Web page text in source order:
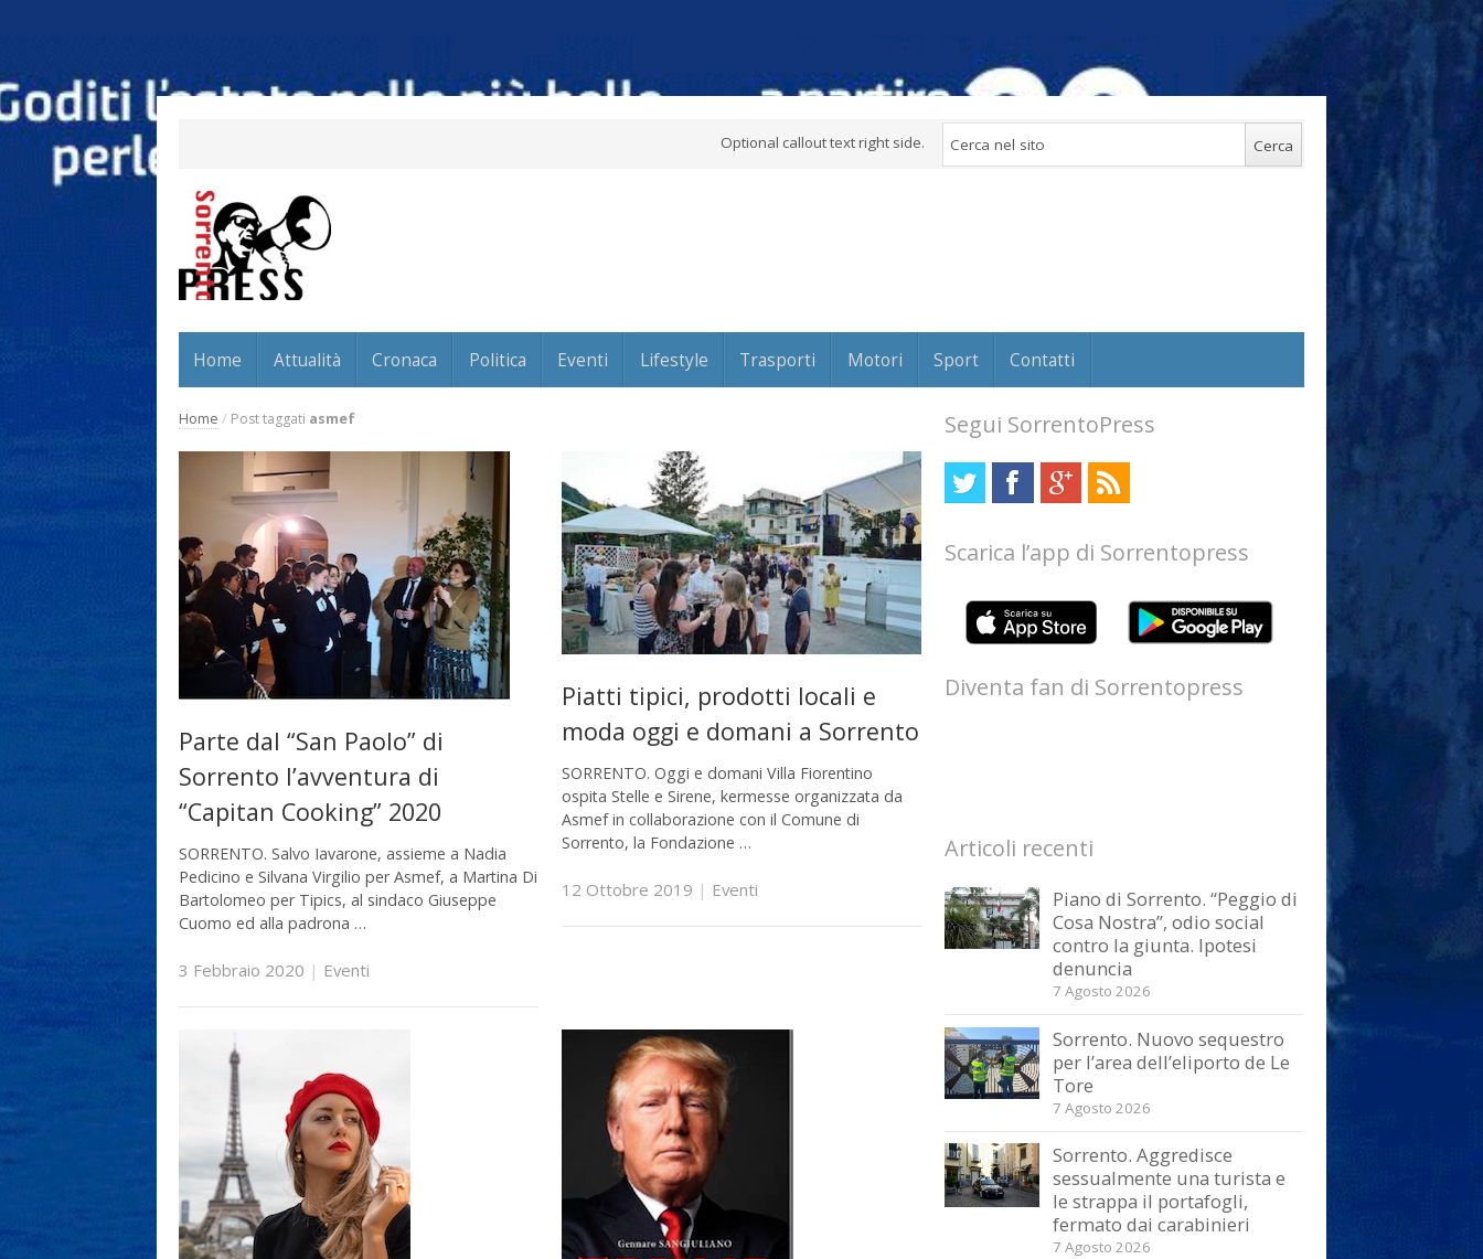
Optional callout text right side.
Home Attualità Cronaca Politica Eventi Lifestyle Trasporti Motori Sport Contatti
Home / Post taggati asmef
Parte dal “San Paolo” di
Sorrento l’avventura di
“Capitan Cooking” 2020
SORRENTO. Salvo Iavarone, assieme a Nadia
Pedicino e Silvana Virgilio per Asmef, a Martina Di
Bartolomeo per Tipics, al sindaco Giuseppe
Cuomo ed alla padrona …
3 Febbraio 2020 | Eventi
Piatti tipici, prodotti locali e
moda oggi e domani a Sorrento
SORRENTO. Oggi e domani Villa Fiorentino
ospita Stelle e Sirene, kermesse organizzata da
Asmef in collaborazione con il Comune di
Sorrento, la Fondazione …
12 Ottobre 2019 | Eventi
Segui SorrentoPress
Scarica l’app di Sorrentopress
Diventa fan di Sorrentopress
Articoli recenti
Piano di Sorrento. “Peggio di
Cosa Nostra”, odio social
contro la giunta. Ipotesi
denuncia
7 Agosto 2026
Sorrento. Nuovo sequestro
per l’area dell’eliporto de Le
Tore
7 Agosto 2026
Sorrento. Aggredisce
sessualmente una turista e
le strappa il portafogli,
fermato dai carabinieri
7 Agosto 2026